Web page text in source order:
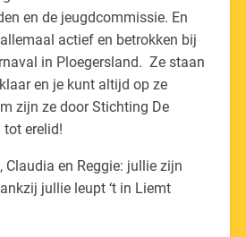
en de jeugdcommissie. En
actief en betrokken bij
in Ploegersland. Ze staan
en je kunt altijd op ze
zijn ze door Stichting De
tot erelid!
Claudia en Reggie: jullie zijn
jullie leupt ‘t in Liemt